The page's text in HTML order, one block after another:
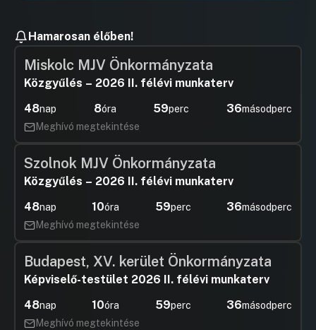
Hamarosan élőben!
Miskolc MJV Önkormányzata
Közgyűlés – 2026 II. félévi munkaterv
48nap 8óra 59perc 36másodperc
Meghívó megtekintése
Szolnok MJV Önkormányzata
Közgyűlés – 2026 II. félévi munkaterv
48nap 10óra 59perc 36másodperc
Meghívó megtekintése
Budapest, XV. kerület Önkormányzata
Képviselő-testület 2026 II. félévi munkaterv
48nap 10óra 59perc 36másodperc
Meghívó megtekintése